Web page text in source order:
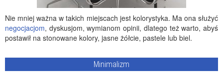
Nie mniej ważna w takich miejscach jest kolorystyka. Ma ona służyć
negocjacjom, dyskusjom, wymianom opinii, dlatego też warto, abyś
postawił na stonowane kolory, jasne żółcie, pastele lub biel.
Minimalizm